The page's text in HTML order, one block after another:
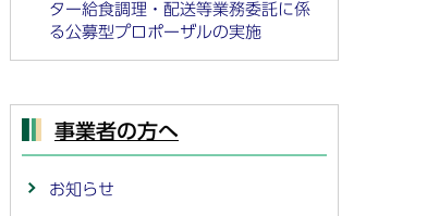
ター給食調理・配送等業務委託に係
る公募型プロポーザルの実施
事業者の方へ
お知らせ